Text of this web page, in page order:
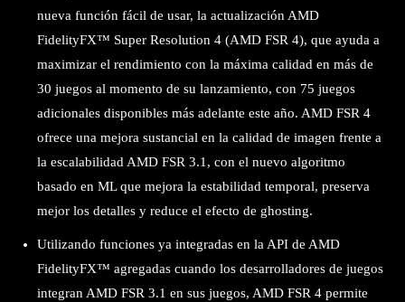
nueva función fácil de usar, la actualización AMD
FidelityFX™ Super Resolution 4 (AMD FSR 4), que ayuda a
maximizar el rendimiento con la máxima calidad en más de
30 juegos al momento de su lanzamiento, con 75 juegos
adicionales disponibles más adelante este año. AMD FSR 4
ofrece una mejora sustancial en la calidad de imagen frente a
la escalabilidad AMD FSR 3.1, con el nuevo algoritmo
basado en ML que mejora la estabilidad temporal, preserva
mejor los detalles y reduce el efecto de ghosting.
Utilizando funciones ya integradas en la API de AMD
FidelityFX™ agregadas cuando los desarrolladores de juegos
integran AMD FSR 3.1 en sus juegos, AMD FSR 4 permite